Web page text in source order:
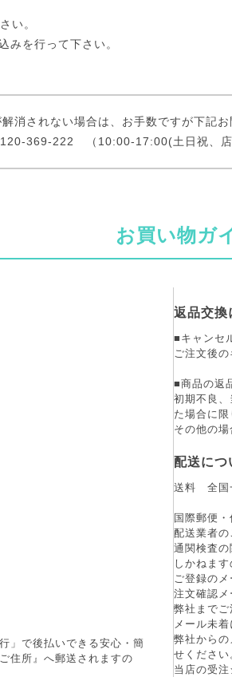
い。
みを行って下さい。
消されない場合は、お手数ですが下記
369-222 （10:00-17:00(土日祝、店
お買い物ガ
」で後払いできる安心・簡
住所』へ郵送されますの
返品交換
■キャンセ
ご注文後
■商品の返
初期不良
た場合に限
その他の場
配送につ
送料 全国
国際郵便
配送業者の
通関検査
しかねま
ご登録の
注文確認メ
弊社までご
メール未
弊社から
せください
当店の受